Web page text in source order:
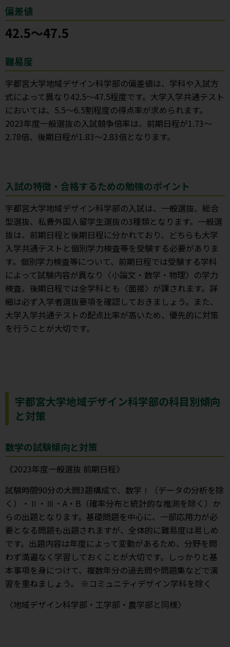
偏差値
42.5～47.5
難易度
宇都宮大学地域デザイン科学部の偏差値は、学科や入試方
式によって異なり42.5～47.5程度です。大学入学共通テスト
においては、5.5～6.5割程度の得点率が求められます。
2023年度一般選抜の入試競争倍率は、前期日程が1.73～
2.78倍、後期日程が1.83～2.83倍となります。
入試の特徴・合格するための勉強のポイント
宇都宮大学地域デザイン科学部の入試は、一般選抜、総合
型選抜、私費外国人留学生選抜の3種類となります。一般選
抜は、前期日程と後期日程に分かれており、どちらも大学
入学共通テストと個別学力検査等を受験する必要がありま
す。個別学力検査等について、前期日程では受験する学科
によって試験内容が異なり〈小論文・数学・物理〉の学力
検査、後期日程では全学科とも〈面接〉が課されます。詳
細は必ず入学者選抜要項を確認しておきましょう。また、
大学入学共通テストの配点比率が高いため、優先的に対策
を行うことが大切です。
宇都宮大学地域デザイン科学部の科目別傾向
と対策
数学の試験傾向と対策
《2023年度一般選抜 前期日程》
試験時間90分の大問3題構成で、数学Ⅰ（データの分析を除
く）・Ⅱ・Ⅲ・A・B（確率分布と統計的な推測を除く）か
らの出題となります。基礎問題を中心に、一部応用力が必
要となる問題も出題されますが、全体的に難易度は易しめ
です。出題内容は年度によって変動があるため、分野を問
わず満遍なく学習しておくことが大切です。しっかりと基
本事項を身につけて、複数年分の過去問や問題集などで演
習を重ねましょう。 ※コミュニティデザイン学科を除く
〈地域デザイン科学部・工学部・農学部と同様〉